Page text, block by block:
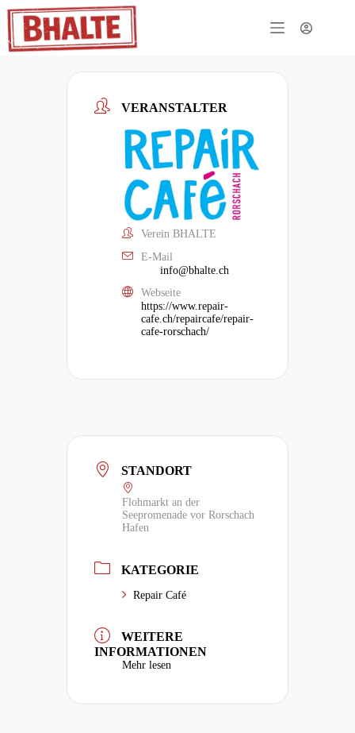
VERANSTALTER
Verein BHALTE
E-Mail
info@bhalte.ch
Webseite
https://www.repair-
cafe.ch/repaircafe/repair-
cafe-rorschach/
STANDORT
Flohmarkt an der
Seepromenade vor Rorschach
Hafen
KATEGORIE
Repair Café
WEITERE
INFORMATIONEN
Mehr lesen